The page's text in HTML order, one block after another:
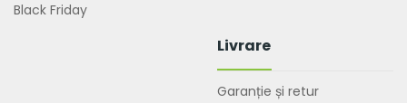
Black Friday
Livrare
Garanție și retur